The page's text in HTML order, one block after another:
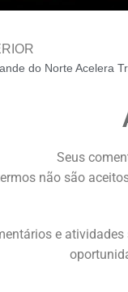
Seus
não são
e